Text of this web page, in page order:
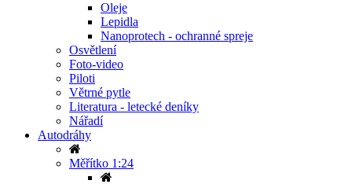
Oleje
Lepidla
Nanoprotech - ochranné spreje
Osvětlení
Foto-video
Piloti
Větrné pytle
Literatura - letecké deníky
Nářadí
Autodráhy
Měřítko 1:24